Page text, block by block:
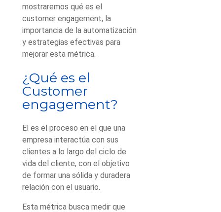
mostraremos qué es el
customer engagement, la
importancia de la automatización
y estrategias efectivas para
mejorar esta métrica.
¿Qué es el
Customer
engagement?
El es el proceso en el que una
empresa interactúa con sus
clientes a lo largo del ciclo de
vida del cliente, con el objetivo
de formar una sólida y duradera
relación con el usuario.
Esta métrica busca medir que